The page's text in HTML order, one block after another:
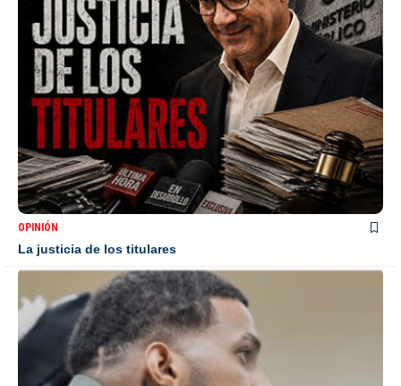
OPINIÓN
La justicia de los titulares